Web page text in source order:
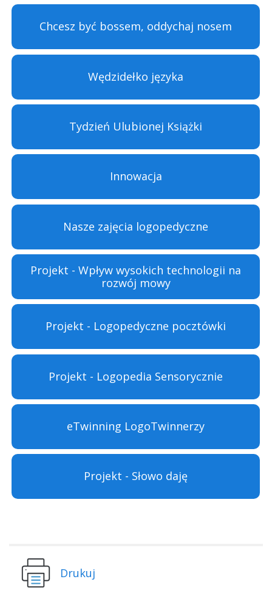
Chcesz być bossem, oddychaj nosem
Wędzidełko języka
Tydzień Ulubionej Książki
Innowacja
Nasze zajęcia logopedyczne
Projekt - Wpływ wysokich technologii na
rozwój mowy
Projekt - Logopedyczne pocztówki
Projekt - Logopedia Sensorycznie
eTwinning LogoTwinnerzy
Projekt - Słowo daję
Drukuj